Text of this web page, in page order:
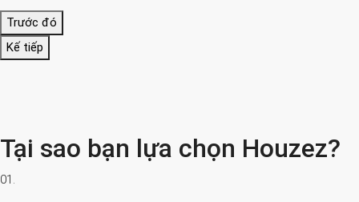
Trước đó
Kế tiếp
Tại sao bạn lựa chọn Houzez?
01.